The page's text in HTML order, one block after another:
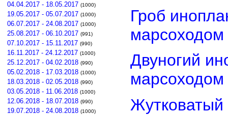
04.04.2017 - 18.05.2017 (1000)
19.05.2017 - 05.07.2017 (1000)
06.07.2017 - 24.08.2017 (1000)
25.08.2017 - 06.10.2017 (991)
07.10.2017 - 15.11.2017 (990)
16.11.2017 - 24.12.2017 (1000)
25.12.2017 - 04.02.2018 (990)
05.02.2018 - 17.03.2018 (1000)
18.03.2018 - 02.05.2018 (990)
03.05.2018 - 11.06.2018 (1000)
12.06.2018 - 18.07.2018 (990)
19.07.2018 - 24.08.2018 (1000)
Гроб
марсоходом
Двуногий
марсоходом